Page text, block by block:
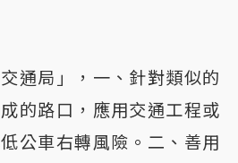
通局」，一、針對類似的
的路口，應用交通工程或
公車右轉風險。二、善用